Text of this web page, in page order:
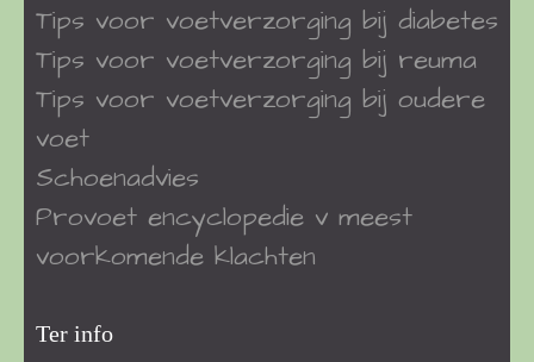
Tips voor voetverzorging bij diabetes
Tips voor voetverzorging bij reuma
Tips voor voetverzorging bij oudere
voet
Schoenadvies
Provoet encyclopedie v meest
voorkomende klachten
Ter info